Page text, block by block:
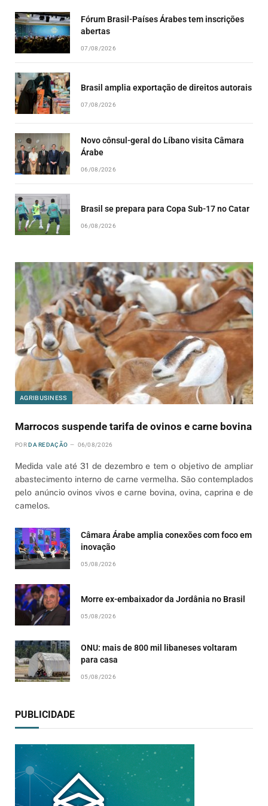
Fórum Brasil-Países Árabes tem inscrições
abertas
07/08/2026
Brasil amplia exportação de direitos autorais
07/08/2026
Novo cônsul-geral do Líbano visita Câmara
Árabe
06/08/2026
Brasil se prepara para Copa Sub-17 no Catar
06/08/2026
AGRIBUSINESS
Marrocos suspende tarifa de ovinos e carne bovina
POR DA REDAÇÃO 06/08/2026
Medida vale até 31 de dezembro e tem o objetivo de ampliar
abastecimento interno de carne vermelha. São contemplados
pelo anúncio ovinos vivos e carne bovina, ovina, caprina e de
camelos.
Câmara Árabe amplia conexões com foco em
inovação
05/08/2026
Morre ex-embaixador da Jordânia no Brasil
05/08/2026
ONU: mais de 800 mil libaneses voltaram
para casa
05/08/2026
PUBLICIDADE